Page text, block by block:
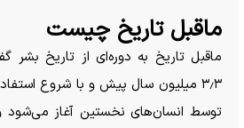
ماقبل تاریخ چیست
ماقبل تاریخ به دوره‌ای از تاریخ
۳٫۳ میلیون سال پیش و با شروع
توسط انسان‌های نخستین آغاز می‌شود